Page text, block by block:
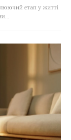
етап у житті